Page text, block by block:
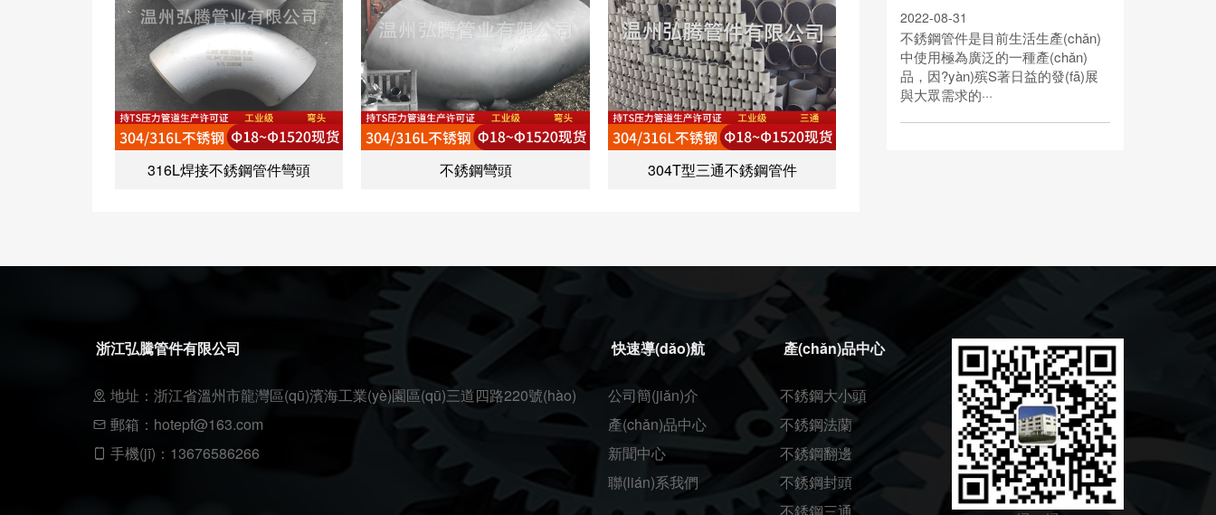
316L焊接不銹鋼管件彎頭 不銹鋼彎頭 304T型三通不銹鋼管件
2022-08-31
不銹鋼管件是目前生活生產(chǎn)
中使用極為廣泛的一種產(chǎn)
品，因?yàn)殡S著日益的發(fā)展
與大眾需求的···
浙江弘騰管件有限公司
地址：浙江省溫州市龍灣區(qū)濱海工業(yè)園區(qū)三道四路220號(hào)
郵箱：hotepf@163.com
手機(jī)：13676586266
快速導(dǎo)航
公司簡(jiǎn)介
產(chǎn)品中心
新聞中心
聯(lián)系我們
產(chǎn)品中心
不銹鋼大小頭
不銹鋼法蘭
不銹鋼翻邊
不銹鋼封頭